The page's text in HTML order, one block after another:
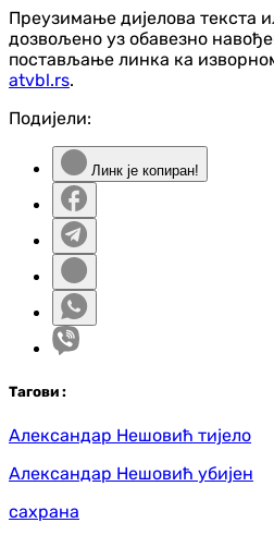
Преузимање дијелова текста
дозвољено уз обавезно
постављање линка ка
atvbl.rs.
Подијели:
Линк је копиран!
Тагови :
Александар Нешовић тијело
Александар Нешовић убијен
сахрана